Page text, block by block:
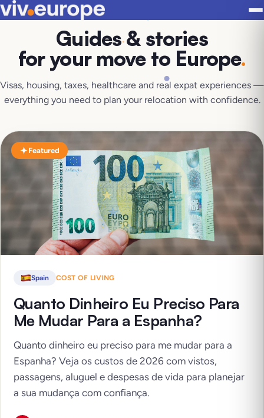
Guides & stories
for your move to Europe.
Visas, housing, taxes, healthcare and real expat experiences —
everything you need to plan your relocation with confidence.
Featured
Spain COST OF LIVING
Quanto Dinheiro Eu Preciso Para
Me Mudar Para a Espanha?
Quanto dinheiro eu preciso para me mudar para a
Espanha? Veja os custos de 2026 com vistos,
passagens, aluguel e despesas de vida para planejar
a sua mudança com confiança.